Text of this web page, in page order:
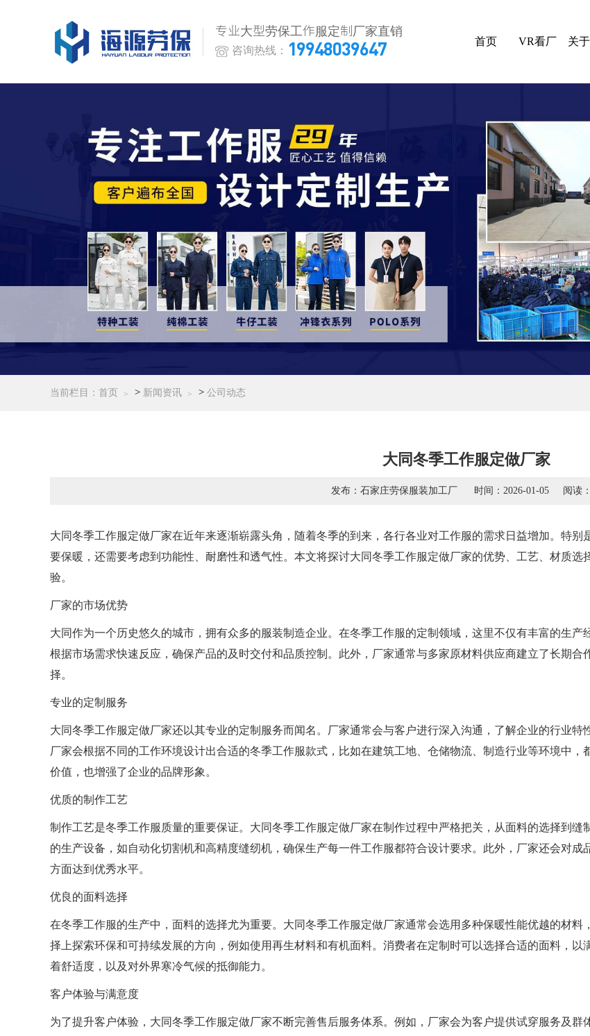
专业大型劳保工作服定制厂家直销
咨询热线： 19948039647
首页 VR看厂 关
当前栏目： 首页 > 新闻资讯 > 公司动态
大同冬季工作服定做厂家
发布：石家庄劳保服装加工厂 时间：2026-01-05 阅读：
大同冬季工作服定做厂家在近年来逐渐崭露头角，随着冬季的到来，各行各业对工作服的需求日益增加。特
要保暖，还需要考虑到功能性、耐磨性和透气性。本文将探讨大同冬季工作服定做厂家的优势、工艺、材质
验。
厂家的市场优势
大同作为一个历史悠久的城市，拥有众多的服装制造企业。在冬季工作服的定制领域，这里不仅有丰富的生
根据市场需求快速反应，确保产品的及时交付和品质控制。此外，厂家通常与多家原材料供应商建立了长期
择。
专业的定制服务
大同冬季工作服定做厂家还以其专业的定制服务而闻名。厂家通常会与客户进行深入沟通，了解企业的行业特
厂家会根据不同的工作环境设计出合适的冬季工作服款式，比如在建筑工地、仓储物流、制造行业等环境中
价值，也增强了企业的品牌形象。
优质的制作工艺
制作工艺是冬季工作服质量的重要保证。大同冬季工作服定做厂家在制作过程中严格把关，从面料的选择到
的生产设备，如自动化切割机和高精度缝纫机，确保生产每一件工作服都符合设计要求。此外，厂家还会对
方面达到优秀水平。
优良的面料选择
在冬季工作服的生产中，面料的选择尤为重要。大同冬季工作服定做厂家通常会选用多种保暖性能优越的材
择上探索环保和可持续发展的方向，例如使用再生材料和有机面料。消费者在定制时可以选择合适的面料，
着舒适度，以及对外界寒冷气候的抵御能力。
客户体验与满意度
为了提升客户体验，大同冬季工作服定做厂家不断完善售后服务体系。例如，厂家会为客户提供试穿服务及